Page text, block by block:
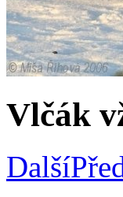
Vlčák
Další